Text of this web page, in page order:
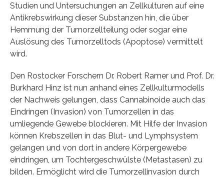
Studien und Untersuchungen an Zellkulturen auf eine
Antikrebswirkung dieser Substanzen hin, die über
Hemmung der Tumorzellteilung oder sogar eine
Auslösung des Tumorzelltods (Apoptose) vermittelt
wird.
Den Rostocker Forschern Dr. Robert Ramer und Prof. Dr.
Burkhard Hinz ist nun anhand eines Zellkulturmodells
der Nachweis gelungen, dass Cannabinoide auch das
Eindringen (Invasion) von Tumorzellen in das
umliegende Gewebe blockieren. Mit Hilfe der Invasion
können Krebszellen in das Blut- und Lymphsystem
gelangen und von dort in andere Körpergewebe
eindringen, um Tochtergeschwülste (Metastasen) zu
bilden. Ermöglicht wird die Tumorzellinvasion durch